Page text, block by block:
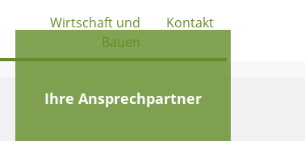
Wirtschaft und
Bauen
Kontakt
Ihre Ansprechpartner